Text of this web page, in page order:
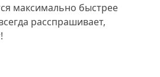
максимально быстрее
расспрашивает,